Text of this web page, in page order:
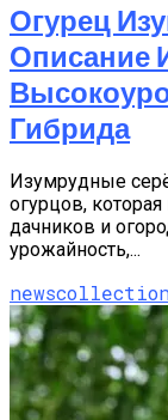
Огурец
Описание
Гибрида
Изумрудные
огурцов,
дачников и
урожайность,...